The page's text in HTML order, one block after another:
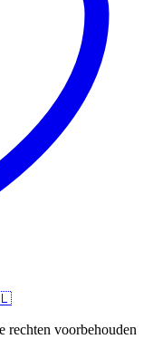
voorbehouden